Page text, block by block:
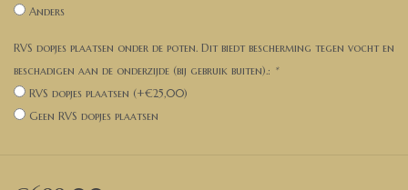
Anders
RVS dopjes plaatsen onder de poten. Dit biedt bescherming tegen vocht en
beschadigen aan de onderzijde (bij gebruik buiten).: *
RVS dopjes plaatsen (+€25,00)
Geen RVS dopjes plaatsen